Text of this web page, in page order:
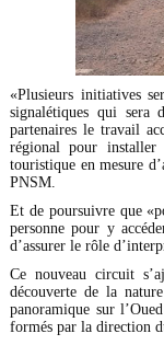
«Plusieurs initiatives
signalétiques qui sera
partenaires le travail
régional pour installer
touristique en mesure
PNSM.
Et de poursuivre que
personne pour y
d’assurer le rôle
Ce nouveau circuit
découverte de la
panoramique sur
formés par la direction